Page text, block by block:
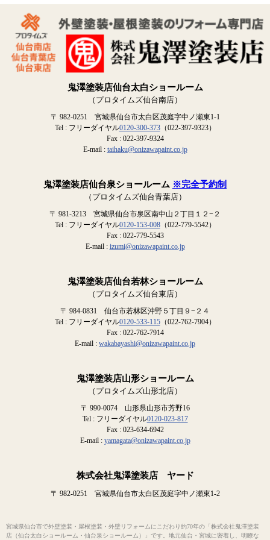
鬼澤塗装店仙台太白ショールーム
（プロタイムズ仙台南店）
〒 982-0251 宮城県仙台市太白区茂庭字中ノ瀬東1-1
Tel : フリーダイヤル0120-300-373（022-397-9323）
Fax : 022-397-9324
E-mail : taihaku@onizawapaint.co.jp
鬼澤塗装店仙台泉ショールーム ※完全予約制
（プロタイムズ仙台青葉店）
〒 981-3213 宮城県仙台市泉区南中山２丁目１２−２
Tel : フリーダイヤル0120-153-008（022-779-5542）
Fax : 022-779-5543
E-mail : izumi@onizawapaint.co.jp
鬼澤塗装店仙台若林ショールーム
（プロタイムズ仙台東店）
〒 984-0831 仙台市若林区沖野５丁目９−２４
Tel : フリーダイヤル0120-533-115（022-762-7904）
Fax : 022-762-7914
E-mail : wakabayashi@onizawapaint.co.jp
鬼澤塗装店山形ショールーム
（プロタイムズ山形北店）
〒 990-0074 山形県山形市芳野16
Tel : フリーダイヤル0120-023-817
Fax : 023-634-6942
E-mail : yamagata@onizawapaint.co.jp
株式会社鬼澤塗装店 ヤード
〒 982-0251 宮城県仙台市太白区茂庭字中ノ瀬東1-2
宮城県仙台市で外壁塗装・屋根塗装・外壁リフォームにこだわり約70年の「株式会社鬼澤塗装
店（仙台太白ショールーム・仙台泉ショールーム）」です。地元仙台・宮城に密着し、明瞭な